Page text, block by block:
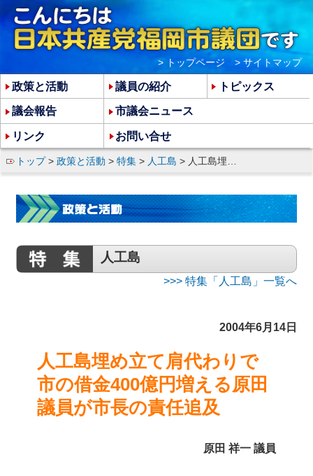
トップ> 政策と活動 > 特集 > 人工島 > 人工島埋め立て肩代わりで市の借金400億円増える
人工島
>>> 特集「人工島」一覧へ
2004年6月14日
人工島埋め立て肩代わりで
市の借金400億円増える 原田
議員が市長の責任追及
原田 祥一 議員
政策と活動 議員の紹介 トピックス
議会報告 市議会ニュース
リンク お問い合せ
> トップページ > サイトマップ